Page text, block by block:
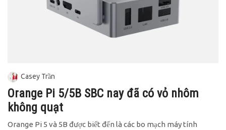
Casey Trần
Orange Pi 5/5B SBC nay đã có vỏ nhôm
không quạt
Orange Pi 5 và 5B được biết đến là các bo mạch máy tính